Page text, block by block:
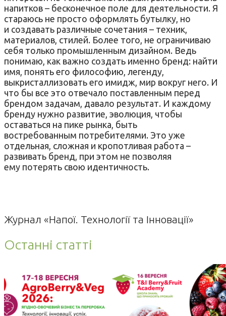
напитков – бесконечное поле для деятельности. Я
стараюсь не просто оформлять бутылку, но
и создавать различные сочетания – техник,
материалов, стилей. Более того, не ограничиваю
себя только промышленным дизайном. Ведь
понимаю, как важно создать именно бренд: найти
имя, понять его философию, легенду,
выкристаллизовать его имидж, мир вокруг него. И
что бы все это отвечало поставленным перед
брендом задачам, давало результат. И каждому
бренду нужно развитие, эволюция, чтобы
оставаться на пике рынка, быть
востребованным потребителями. Это уже
отдельная, сложная и кропотливая работа –
развивать бренд, при этом не позволяя
ему потерять свою идентичность.
Журнал «Напої. Технології та Інновації»
Останні статті